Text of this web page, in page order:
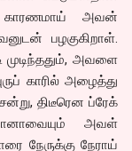
அவன்
பழகுகிறாள்.
முடிந்ததும், அவளை
காரில் அழைத்து
திடீரென ப்ரேக்
அவள்
நேருக்கு நேராய்